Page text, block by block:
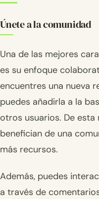
Únete a la comunidad
Una de las mejores
es su enfoque
encuentres una nueva
puedes añadirla a la
otros usuarios. De esta
benefician de una
más recursos.
Además, puedes
a través de